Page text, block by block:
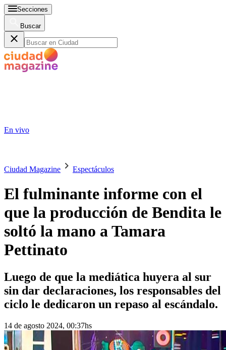
Secciones
Buscar
En vivo
Ciudad Magazine Espectáculos
El fulminante informe con el
que la producción de Bendita le
soltó la mano a Tamara
Pettinato
Luego de que la mediática huyera al sur
sin dar declaraciones, los responsables del
ciclo le dedicaron un repaso al escándalo.
14 de agosto 2024, 00:37hs